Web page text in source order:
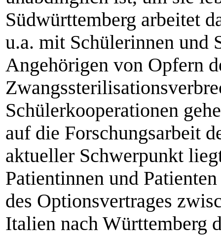
Südwürttemberg arbeitet
u.a. mit Schülerinnen und
Angehörigen von Opfern
Schülerkooperationen
auf die Forschungsarbeit
aktueller Schwerpunkt
Patientinnen und
des Optionsvertrages
Italien nach Württemberg